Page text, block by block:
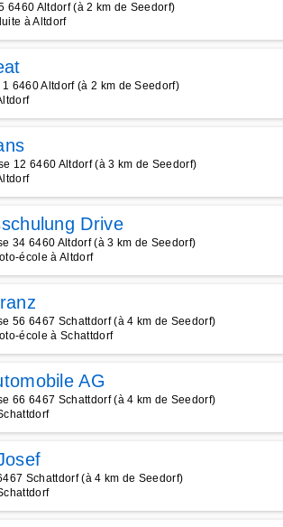
6460 Altdorf (à 2 km de Seedorf)
à Altdorf
1 6460 Altdorf (à 2 km de Seedorf)
12 6460 Altdorf (à 3 km de Seedorf)
Drive
34 6460 Altdorf (à 3 km de Seedorf)
école à Altdorf
56 6467 Schattdorf (à 4 km de Seedorf)
école à Schattdorf
AG
66 6467 Schattdorf (à 4 km de Seedorf)
Schattdorf (à 4 km de Seedorf)